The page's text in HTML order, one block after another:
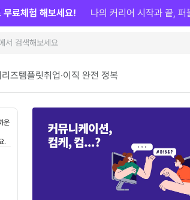
즈템플릿취업·이직 완전 정복
무료체험 해보세요! 나의 커리어 시작과 끝, 퍼
운
.